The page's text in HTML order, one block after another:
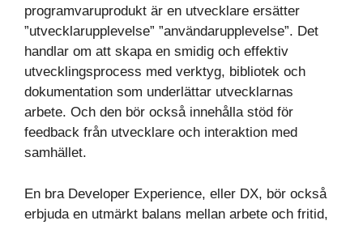
programvaruprodukt är en utvecklare ersätter
”utvecklarupplevelse” ”användarupplevelse”. Det
handlar om att skapa en smidig och effektiv
utvecklingsprocess med verktyg, bibliotek och
dokumentation som underlättar utvecklarnas
arbete. Och den bör också innehålla stöd för
feedback från utvecklare och interaktion med
samhället.
En bra Developer Experience, eller DX, bör också
erbjuda en utmärkt balans mellan arbete och fritid,